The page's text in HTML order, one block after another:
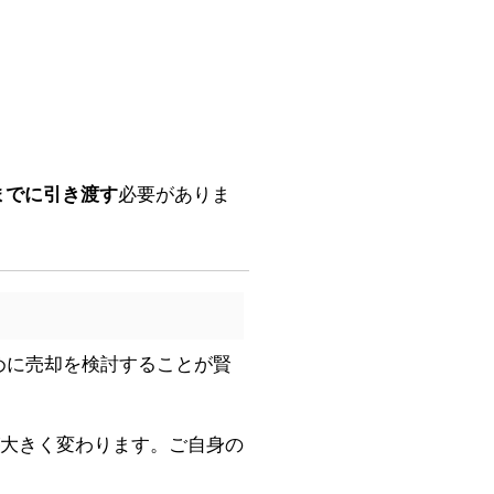
に引き渡す必要がありま
売却を検討することが賢
きく変わります。ご自身の